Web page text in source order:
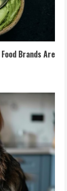
Brands Are